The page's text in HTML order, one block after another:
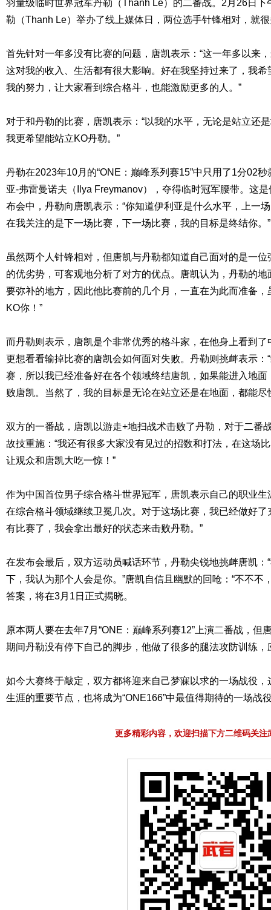
羽量级临时世界冠军丹勒（Thanh Le）的二番战。2月26日
勒（Thanh Le）举办了线上媒体日，两位选手针锋相对，就
首先针对一年多没有比赛的问题，唐凯表示：“这一年多以来
这对我的收入、生活都有很大影响。好在我坚持过来了，我
我的努力，让大家看到综合格斗，也能激励更多的人。”
对于和丹勒的比赛，唐凯表示：“以我的水平，无论是站立还
我更希望能站立KO丹勒。”
丹勒在2023年10月的“ONE：巅峰系列赛15”中只用了1分02
亚-弗雷曼诺夫（Ilya Freymanov），夺得临时冠军腰带。这
布会中，丹勒向唐凯表示：“你知道伊利亚是什么水平，上一
在我关注的是下一场比赛，下一场比赛，我的目标是终结你。”
虽然两个人针锋相对，但唐凯与丹勒都知道自己面对的是一
的优劣势，可客观地分析了对方的优点。唐凯认为，丹勒的
要弥补的地方，因此他比赛前的几个月，一直在为此而准备，
KO你！”
而丹勒则表示，唐凯是个非常优秀的格斗家，在他身上看到
更想看看输掉比赛的唐凯会如何面对失败。丹勒则挑衅表示：
赛，所以我已经准备好在各个领域终结唐凯，如果能进入地
败唐凯。当然了，我的目标是无论在站立还是在地面，都能尽
双方的一番战，唐凯以游走+地扫战术击败了丹勒，对于二番
故技重施：“我还有很多大家没有见过的招数和打法，在这场
让观众和唐凯大吃一惊！”
作为中国首位男子综合格斗世界冠军，唐凯表示自己的职业生
在综合格斗领域继续卫冕几次。对于这场比赛，我已经做好
有比赛了，我会拿出最好的状态来击败丹勒。”
在发布会最后，双方运动员喊话环节，丹勒尖锐地挑衅唐凯：
下，我认为那个人会是你。”唐凯自信且幽默的回呛：“不不不
答案，将在3月1日正式揭晓。
原本两人要在去年7月“ONE：巅峰系列赛12”上演二番战，但
期间丹勒没有停下自己的脚步，他做了很多的腿法攻防训练，
如今大赛终于敲定，双方都将迎来自己梦寐以求的一场战役
生涯的重要节点，也将成为“ONE166”中最值得期待的一场战
更多精彩内容，欢迎扫描下方二维码关注